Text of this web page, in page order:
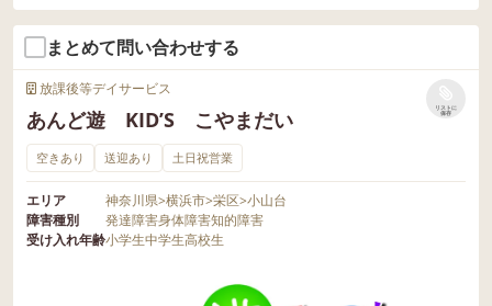
まとめて問い合わせする
放課後等デイサービス
あんど遊 KID’S こやまだい
リストに
保存
空きあり 送迎あり 土日祝営業
エリア 神奈川県>横浜市>栄区>小山台
障害種別
発達障害身体障害知的障害
受け入れ年齢小学生中学生高校生